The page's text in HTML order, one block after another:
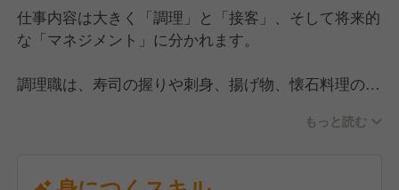
仕事内容は大きく「調理」と「接客」、そして将来的
な「マネジメント」に分かれます。
調理職は、寿司の握りや刺身、揚げ物、懐石料理の調
研修で基礎から学べるほか、DX導入により効率的に
もっと読む